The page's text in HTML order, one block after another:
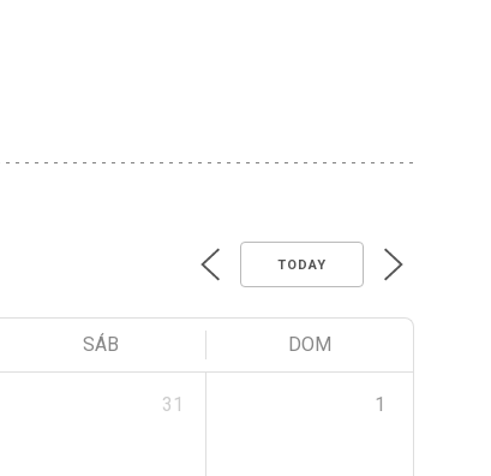
TODAY
SÁB DOM
31 1